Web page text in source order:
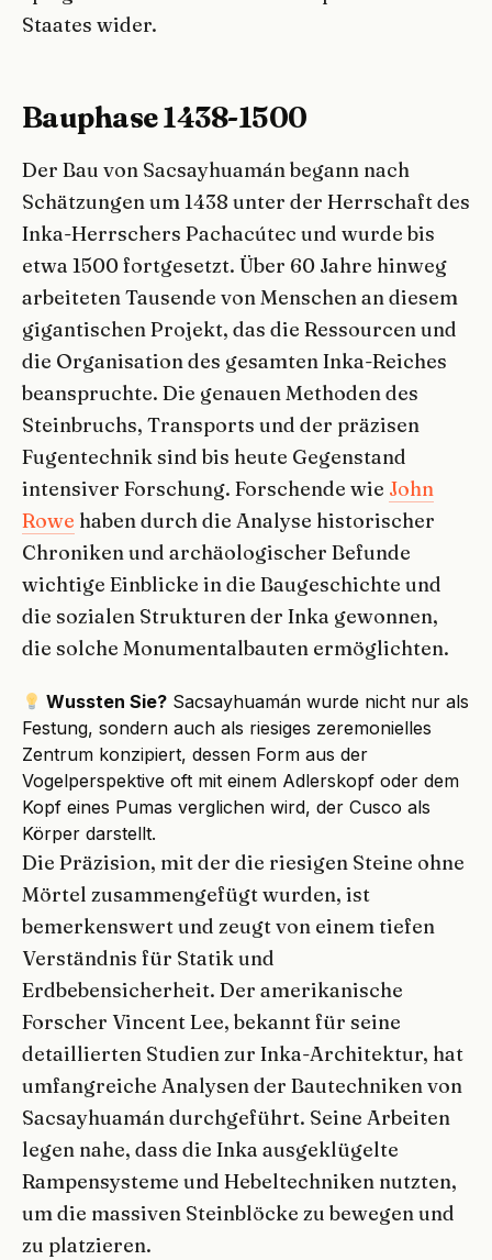
Staates wider.
Bauphase 1438-1500
Der Bau von Sacsayhuamán begann nach
Schätzungen um 1438 unter der Herrschaft des
Inka-Herrschers Pachacútec und wurde bis
etwa 1500 fortgesetzt. Über 60 Jahre hinweg
arbeiteten Tausende von Menschen an diesem
gigantischen Projekt, das die Ressourcen und
die Organisation des gesamten Inka-Reiches
beanspruchte. Die genauen Methoden des
Steinbruchs, Transports und der präzisen
Fugentechnik sind bis heute Gegenstand
intensiver Forschung. Forschende wie John
Rowe haben durch die Analyse historischer
Chroniken und archäologischer Befunde
wichtige Einblicke in die Baugeschichte und
die sozialen Strukturen der Inka gewonnen,
die solche Monumentalbauten ermöglichten.
Wussten Sie? Sacsayhuamán wurde nicht nur als
Festung, sondern auch als riesiges zeremonielles
Zentrum konzipiert, dessen Form aus der
Vogelperspektive oft mit einem Adlerskopf oder dem
Kopf eines Pumas verglichen wird, der Cusco als
Körper darstellt.
Die Präzision, mit der die riesigen Steine ohne
Mörtel zusammengefügt wurden, ist
bemerkenswert und zeugt von einem tiefen
Verständnis für Statik und
Erdbebensicherheit. Der amerikanische
Forscher Vincent Lee, bekannt für seine
detaillierten Studien zur Inka-Architektur, hat
umfangreiche Analysen der Bautechniken von
Sacsayhuamán durchgeführt. Seine Arbeiten
legen nahe, dass die Inka ausgeklügelte
Rampensysteme und Hebeltechniken nutzten,
um die massiven Steinblöcke zu bewegen und
zu platzieren.